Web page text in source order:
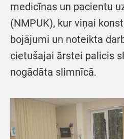
medicīnas un pacientu
(NMPUK), kur viņai
bojājumi un noteikta
cietušajai ārstei palicis
nogādāta slimnīcā.